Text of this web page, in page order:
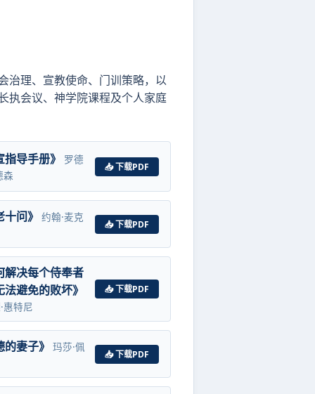
治理、宣教使命、门训策略，以
执会议、神学院课程及个人家庭
指导手册》
罗德
森
📥 下载PDF
十问》
约翰·麦克
📥 下载PDF
解决每个侍奉者
法避免的败坏》
惠特尼
📥 下载PDF
的妻子》
玛莎·佩
📥 下载PDF